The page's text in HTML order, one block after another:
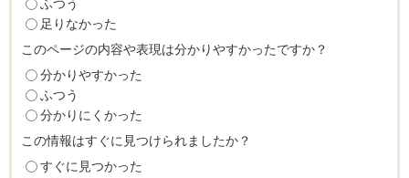
ふつう
足りなかった
このページの内容や表現は分かりやすかったですか？
分かりやすかった
ふつう
分かりにくかった
この情報はすぐに見つけられましたか？
すぐに見つかった